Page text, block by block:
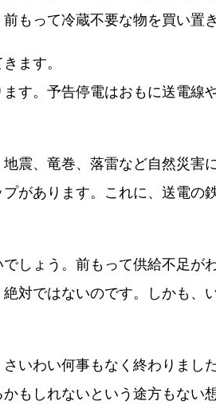
もって冷蔵不要な物を買い置
ます。
す。予告停電はおもに送電
震、竜巻、落雷など自然災
があります。これに、送電
しょう。前もって供給不足
対ではないのです。しかも
いわい何事もなく終わりま
もしれないという途方もない